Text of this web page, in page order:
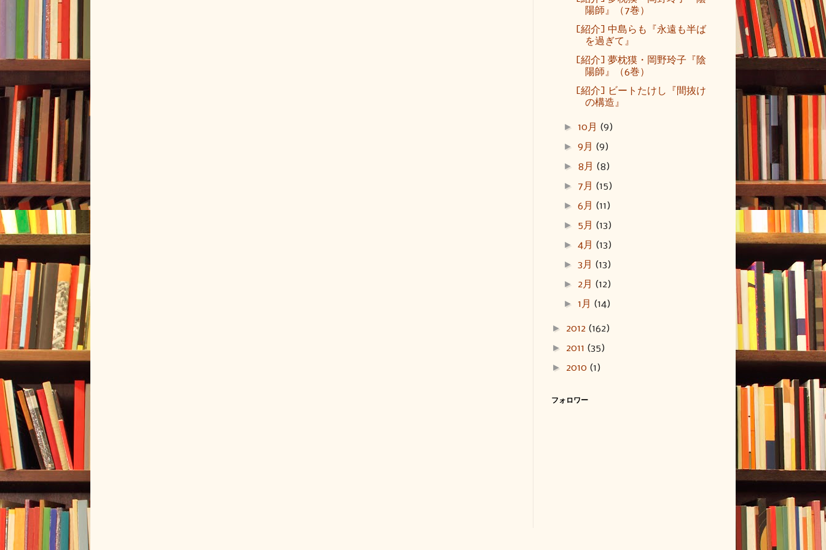
陽師』（7巻）
[紹介] 中島らも『永遠も半ば
を過ぎて』
[紹介] 夢枕獏・岡野玲子『陰
陽師』（6巻）
[紹介] ビートたけし『間抜け
の構造』
► 10月 (9)
►9月 (9)
► 8月 (8)
► 7月 (15)
►6月 (11)
► 5月 (13)
►4月 (13)
►3月 (13)
► 2月 (12)
► 1月 (14)
► 2012 (162)
► 2011 (35)
► 2010 (1)
フォロワー